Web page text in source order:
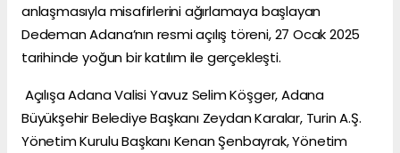
anlaşmasıyla misafirlerini ağırlamaya başlayan
Dedeman Adana’nın resmi açılış töreni, 27 Ocak 2025
tarihinde yoğun bir katılım ile gerçekleşti.
Açılışa Adana Valisi Yavuz Selim Köşger, Adana
Büyükşehir Belediye Başkanı Zeydan Karalar, Turin A.Ş.
Yönetim Kurulu Başkanı Kenan Şenbayrak, Yönetim